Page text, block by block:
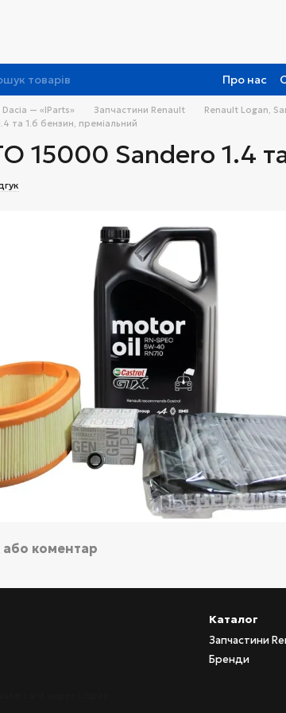
Про нас
— «IParts» Запчастини Renault Renault Logan,
та 1.6 бензин, преміальний
15000 Sandero 1.4
або коментар
Каталог
Запчастини
Бренди